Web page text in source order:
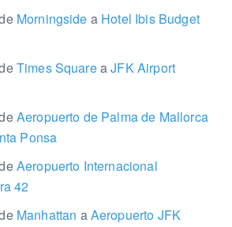
Morningside aHotel Ibis Budget
Times SquareaJFK Airport
Aeropuerto de Palma de Mallorca
Ponsa
Aeropuerto Internacional
42
Manhattan aAeropuerto JFK